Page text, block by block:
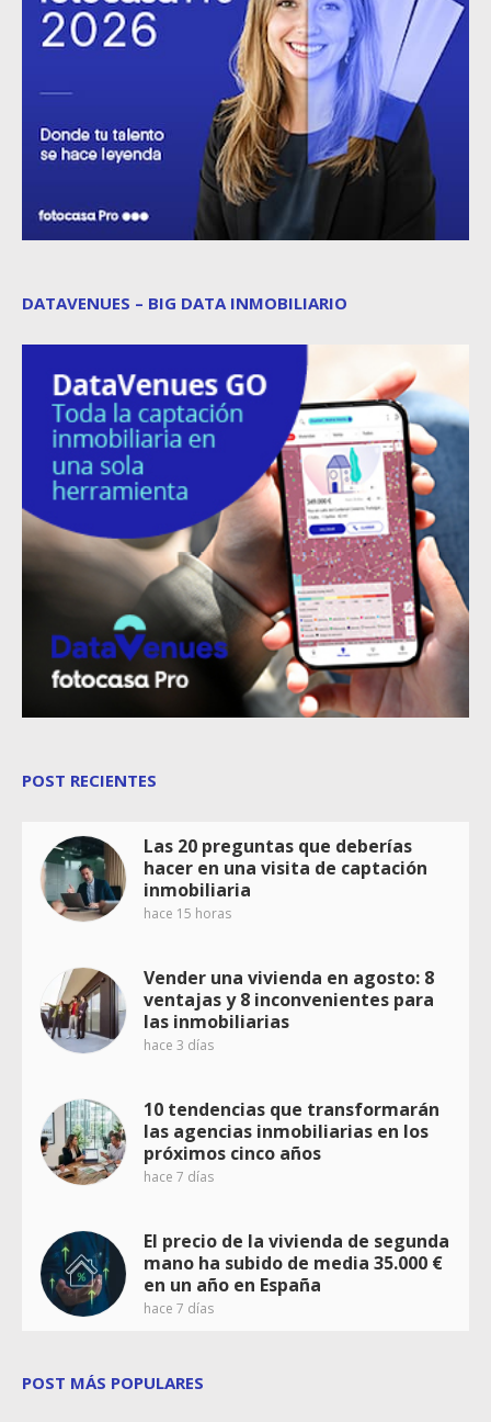
DATAVENUES – BIG DATA INMOBILIARIO
POST RECIENTES
Las 20 preguntas que deberías
hacer en una visita de captación
inmobiliaria
hace 15 horas
Vender una vivienda en agosto: 8
ventajas y 8 inconvenientes para
las inmobiliarias
hace 3 días
10 tendencias que transformarán
las agencias inmobiliarias en los
próximos cinco años
hace 7 días
El precio de la vivienda de segunda
mano ha subido de media 35.000 €
en un año en España
hace 7 días
POST MÁS POPULARES